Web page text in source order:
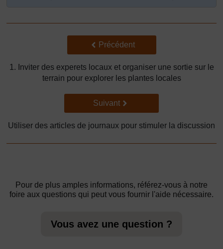
Précédent
Précédent
1. Inviter des experets locaux et organiser une sortie sur le
terrain pour explorer les plantes locales
Suivant
Suivant
Utiliser des articles de journaux pour stimuler la discussion
Pour de plus amples informations, référez-vous à notre
foire aux questions qui peut vous fournir l'aide nécessaire.
Vous avez une question ?